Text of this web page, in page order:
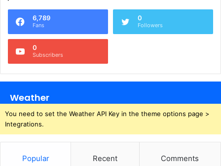
6,789
Fans
0
Followers
0
Subscribers
Weather
You need to set the Weather API Key in the theme options page >
Integrations.
Popular Recent Comments